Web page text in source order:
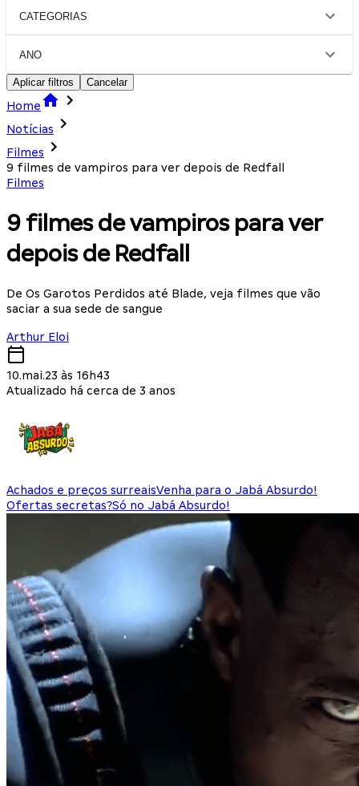
CATEGORIAS
ANO
Aplicar filtros Cancelar
Home
Notícias
Filmes
9 filmes de vampiros para ver depois de Redfall
Filmes
9 filmes de vampiros para ver
depois de Redfall
De Os Garotos Perdidos até Blade, veja filmes que vão
saciar a sua sede de sangue
Arthur Eloi
10.mai.23 às 16h43
Atualizado há cerca de 3 anos
Achados e preços surreaisVenha para o Jabá Absurdo!
Ofertas secretas?Só no Jabá Absurdo!